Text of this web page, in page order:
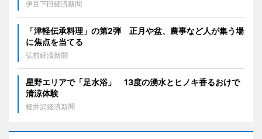
伊豆下田経済新聞
「津軽伝承料理」の第2弾 正月や盆、農事など人が集う場
に焦点を当てる
弘前経済新聞
星野エリアで「足水浴」 13度の湧水とヒノキ香るおけで
清涼体験
軽井沢経済新聞